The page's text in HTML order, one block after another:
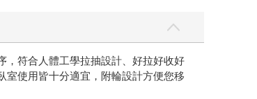
，符合人體工學拉抽設計、好拉好收好
室使用皆十分適宜，附輪設計方便您移